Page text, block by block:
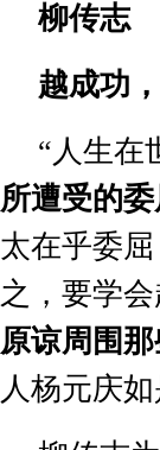
柳传志
越成功
“人生在
所遭受的委
太在乎委
之，要学
原谅周围
人杨元庆如